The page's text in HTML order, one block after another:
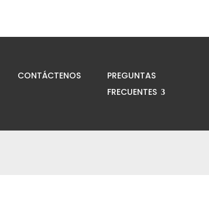
CONTÁCTENOS
PREGUNTAS
FRECUENTES